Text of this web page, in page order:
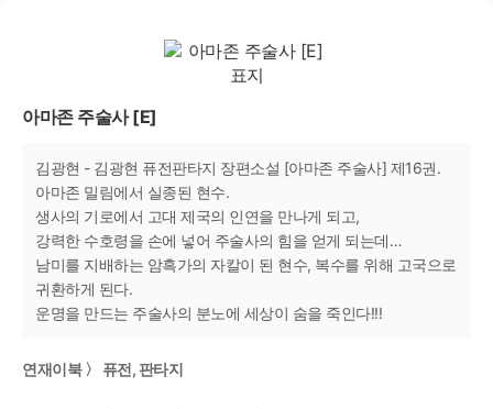
아마존 주술사 [E]
김광현 - 김광현 퓨전판타지 장편소설 [아마존 주술사] 제16권.
아마존 밀림에서 실종된 현수.
생사의 기로에서 고대 제국의 인연을 만나게 되고,
강력한 수호령을 손에 넣어 주술사의 힘을 얻게 되는데…
남미를 지배하는 암흑가의 자칼이 된 현수, 복수를 위해 고국으로
귀환하게 된다.
운명을 만드는 주술사의 분노에 세상이 숨을 죽인다!!!
연재이북 〉 퓨전, 판타지